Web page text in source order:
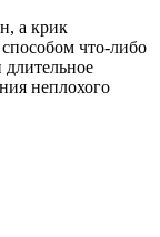
а крик
что-либо
длительное
неплохого